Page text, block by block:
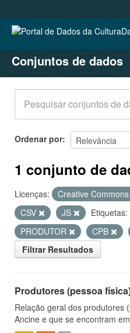
CONJUNTOS DE DADOS
ORGANIZAÇÕES
GRUPOS
SOBRE
Conjuntos de dados
Ordenar por
1 conjunto de
Licenças: Creative
CSV
JS Etiquetas:
PRODUTOR
CPB
Filtrar Resultados
Produtores (pessoa
Relação geral dos produtores
Ancine e que se encontram